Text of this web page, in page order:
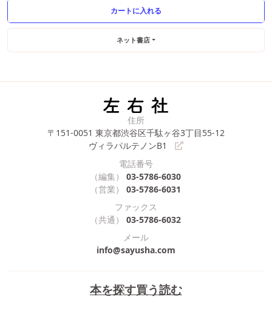
ネット書店
本を探す買う読む
住所
〒151-0051 東京都渋谷区千駄ヶ谷3丁目55-12
ヴィラパルテノンB1
電話番号
（編集）
03-5786-6030
（営業）
03-5786-6031
ファックス
（共通）
03-5786-6032
メール
info@sayusha.com